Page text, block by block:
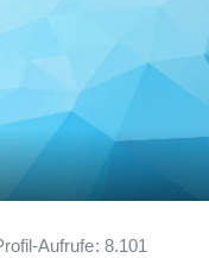
Aufrufe 8.101